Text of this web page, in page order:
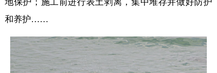
和养护……